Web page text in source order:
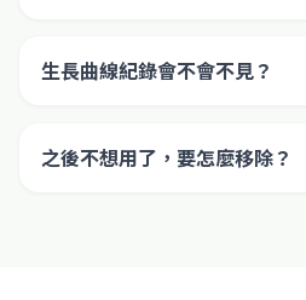
生長曲線紀錄會不會不見？
之後不想用了，要怎麼移除？